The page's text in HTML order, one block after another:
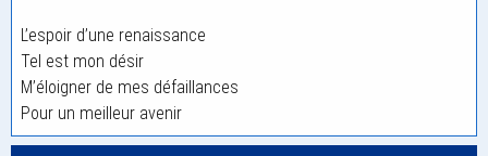
L’espoir d’une renaissance
Tel est mon désir
M’éloigner de mes défaillances
Pour un meilleur avenir